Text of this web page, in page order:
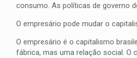
consumo. As políticas de governo
O empresário pode mudar o
O empresário é o capitalismo
fábrica, mas uma relação social. O